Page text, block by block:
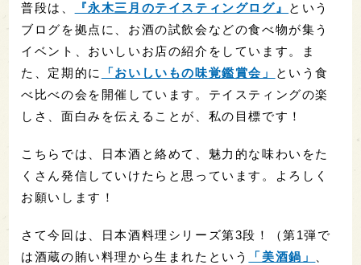
普段は、 『永木三月のテイスティングログ』
という
ブログを拠点に、お酒の試飲会などの食べ物が集う
イベント、おいしいお店の紹介をしています。ま
た、定期的に
「おいしいもの味覚鑑賞会」
という食
べ比べの会を開催しています。テイスティングの楽
しさ、面白みを伝えることが、私の目標です！
こちらでは、日本酒と絡めて、魅力的な味わいをた
くさん発信していけたらと思っています。よろしく
お願いします！
さて今回は、日本酒料理シリーズ第3段！（第1弾で
は酒蔵の賄い料理から生まれたという
「美酒鍋」